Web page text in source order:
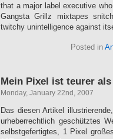
that a major label executive
Gangsta Grillz mixtapes
twitchy unintelligence against
Posted in
Mein Pixel ist teurer
Monday, January 22nd, 2007
Das diesen Artikel
urheberrechtlich geschütztes
selbstgefertigtes, 1 Pixel